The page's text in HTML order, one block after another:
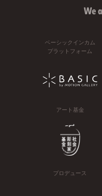
We
ベーシックインカム
プラットフォーム
アート基金
プロデュース